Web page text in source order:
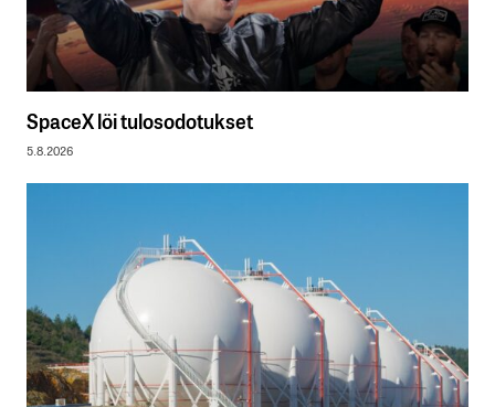
SpaceX löi tulosodotukset
5.8.2026